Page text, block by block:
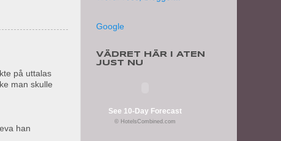
på uttalas
man skulle
han
Google
VÄDRET HÄR I ATEN
JUST NU
See 10-Day Forecast
© HotelsCombined.com